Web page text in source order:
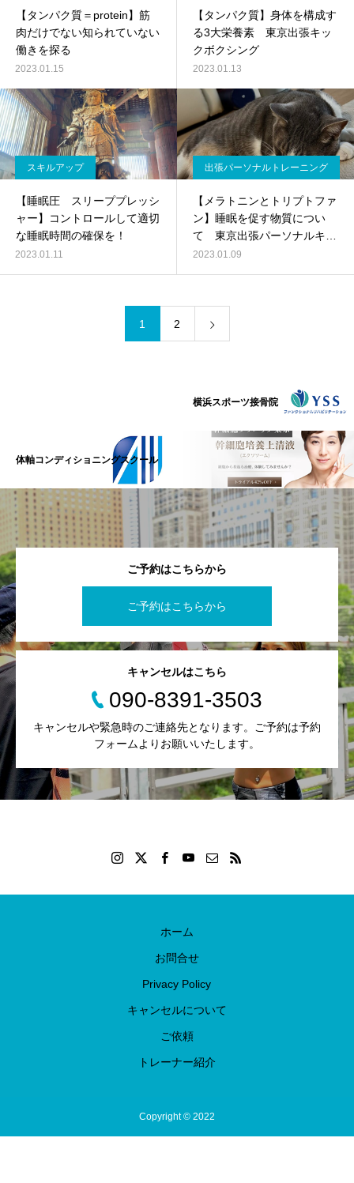
【タンパク質＝protein】筋
肉だけでない知られていない
働きを探る
2023.01.15
【タンパク質】身体を構成す
る3大栄養素 東京出張キッ
クボクシング
2023.01.13
スキルアップ
【睡眠圧 スリーププレッシ
ャー】コントロールして適切
な睡眠時間の確保を！
2023.01.11
出張パーソナルトレーニング
【メラトニンとトリプトファ
ン】睡眠を促す物質につい
て 東京出張パーソナルキッ
クボクシング
2023.01.09
1 2
横浜スポーツ接骨院
体軸コンディショニングスクール
ご予約はこちらから
ご予約はこちらから
キャンセルはこちら
090-8391-3503
キャンセルや緊急時のご連絡先となります。ご予約は予約
フォームよりお願いいたします。
ホーム
お問合せ
Privacy Policy
キャンセルについて
ご依頼
トレーナー紹介
Copyright © 2022